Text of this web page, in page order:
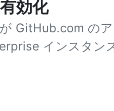
効化
GitHub.com の
インスタン